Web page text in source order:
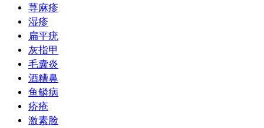
荨麻疹
湿疹
扁平疣
灰指甲
毛囊炎
酒糟鼻
鱼鳞病
疥疮
激素脸